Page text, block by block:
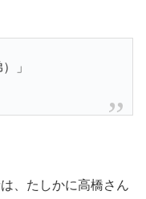
」
、たしかに高橋さん